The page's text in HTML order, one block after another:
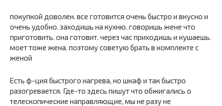
покупкой доволен. все готовится очень быстро и вкусно и
очень удобно. заходишь на кухню. говоришь жене что
приготовить. она готовит. через час приходишь и кушаешь.
моет тоже жена. поэтому советую брать в комплекте с
женой
Есть ф-ция быстрого нагрева, но шкаф и так быстро
разогревается. Где-то здесь пишут что обжигались о
телескопические направляющие, мы не разу не